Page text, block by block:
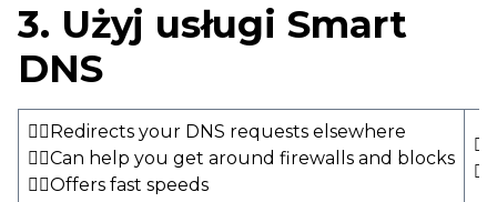
3. Użyj usługi Smart
DNS
👍🏻Redirects your DNS requests elsewhere
👍🏻Can help you get around firewalls and blocks
👍🏻Offers fast speeds